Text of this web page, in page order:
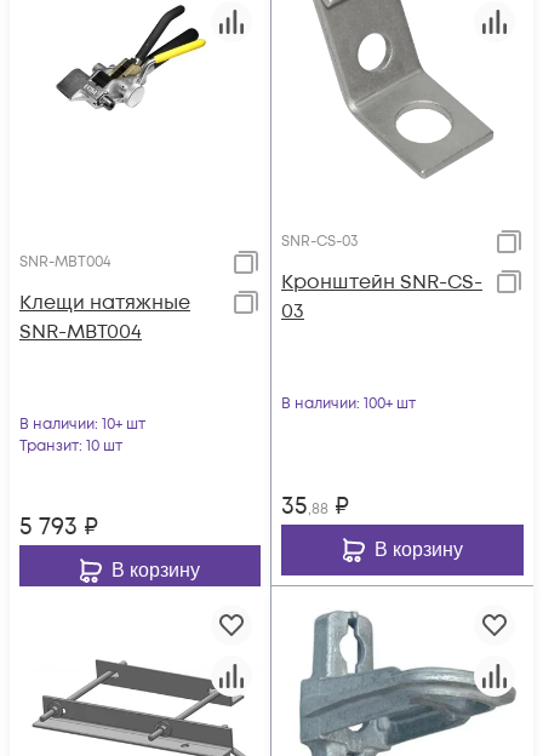
SNR-MBT004
Клещи натяжные
SNR-MBT004
В наличии: 10+ шт
Транзит: 10 шт
5 793 ₽
В корзину
SNR-CS-03
Кронштейн SNR-CS-
03
В наличии: 100+ шт
35,88 ₽
В корзину